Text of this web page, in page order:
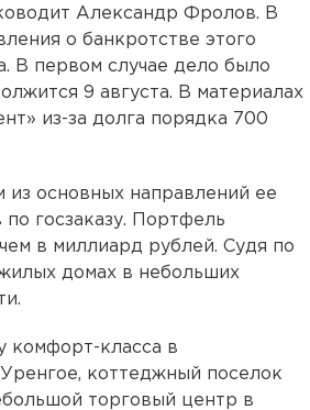
Александр Фролов. В
о банкротстве этого
В первом случае дело было
9 августа. В материалах
из-за долга порядка 700
из основных направлений ее
госзаказу. Портфель
в миллиард рублей. Судя по
домах в небольших
комфорт-класса в
коттеджный поселок
торговый центр в